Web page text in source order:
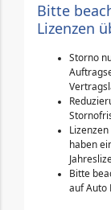
Bitte
Lizenzen
Storno
haben
Bitte
auf Auto